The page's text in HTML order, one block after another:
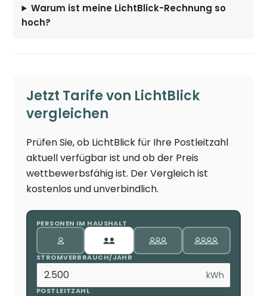
Warum ist meine LichtBlick-Rechnung so
hoch?
Jetzt Tarife von LichtBlick
vergleichen
Prüfen Sie, ob LichtBlick für Ihre Postleitzahl
aktuell verfügbar ist und ob der Preis
wettbewerbsfähig ist. Der Vergleich ist
kostenlos und unverbindlich.
PERSONEN IM HAUSHALT
STROMVERBRAUCH/JAHR
kWh
POSTLEITZAHL